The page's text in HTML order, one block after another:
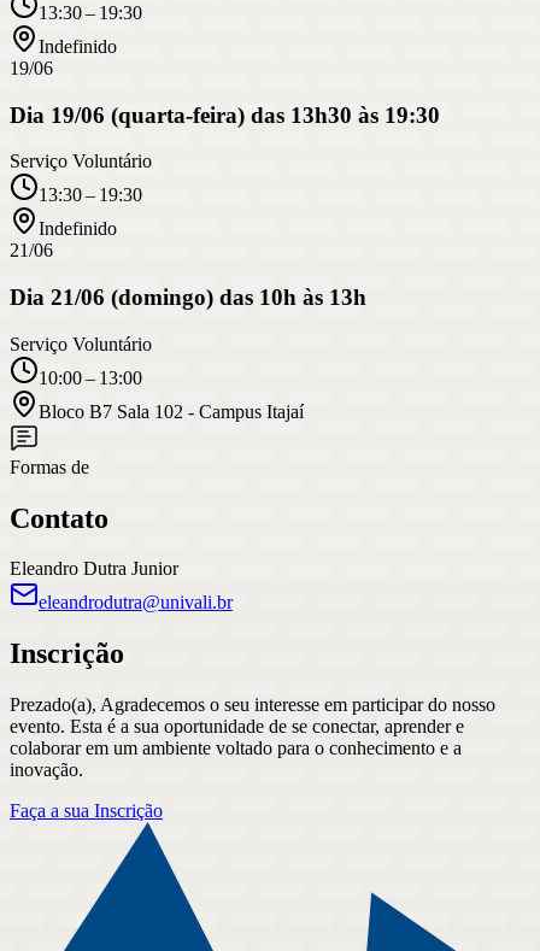
13:30 – 19:30
Indefinido
19/06
Dia 19/06 (quarta-feira) das 13h30 às 19:30
Serviço Voluntário
13:30 – 19:30
Indefinido
21/06
Dia 21/06 (domingo) das 10h às 13h
Serviço Voluntário
10:00 – 13:00
Bloco B7 Sala 102 - Campus Itajaí
Formas de
Contato
Eleandro Dutra Junior
eleandrodutra@univali.br
Inscrição
Prezado(a), Agradecemos o seu interesse em participar do nosso
evento. Esta é a sua oportunidade de se conectar, aprender e
colaborar em um ambiente voltado para o conhecimento e a
inovação.
Faça a sua Inscrição